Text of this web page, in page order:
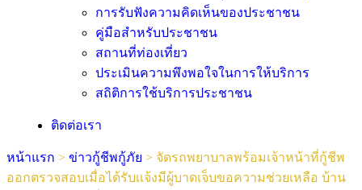
การรับฟังความคิดเห็นของประชาชน
คู่มือสำหรับประชาชน
สถานที่ท่องเที่ยว
ประเมินความพึงพอใจในการให้บริการ
สถิติการใช้บริการประชาชน
ติดต่อเรา
หน้าแรก > ข่าวกู้ชีพกู้ภัย > จัดรถพยาบาลพร้อมเจ้าหน้าที่กู้ชีพ
ออกตรวจสอบเมื่อได้รับเเจ้งมีผู้บาดเจ็บขอความช่วยเหลือ บ้าน